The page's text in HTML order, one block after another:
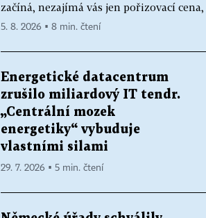
začíná, nezajímá vás jen pořizovací
5. 8. 2026 ▪ 8 min. čtení
Energetické datacentrum
zrušilo miliardový IT tendr.
„Centrální mozek
energetiky“ vybuduje
vlastními silami
29. 7. 2026 ▪ 5 min. čtení